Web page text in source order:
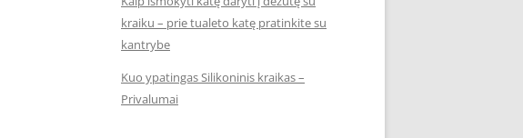
kraiku – prie tualeto katę pratinkite su
kantrybe
Kuo ypatingas Silikoninis kraikas –
Privalumai